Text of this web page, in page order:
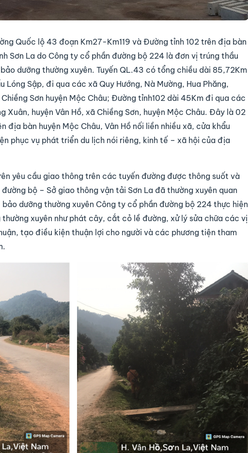
Quốc lộ 43 đoạn Km27-Km119 và Đường tỉnh 102 trên địa bàn
Sơn La do Công ty cổ phần đường bộ 224 là đơn vị trúng thầu
dưỡng thường xuyên. Tuyến QL.43 có tổng chiều dài 85,72Km
Lóng Sập, đi qua các xã Quy Hướng, Nà Mường, Hua Phăng,
Sơn huyện Mộc Châu; Đường tỉnh102 dài 45Km đi qua các
Xuân, huyện Vân Hồ, xã Chiềng Sơn, huyện Mộc Châu. Đây là 02
địa bàn huyện Mộc Châu, Vân Hồ nối liền nhiều xã, cửa khẩu
phục vụ phát triển du lịch nói riêng, kinh tế – xã hội của địa
yêu cầu giao thông trên các tuyến đường được thông suốt và
bộ – Sở giao thông vận tải Sơn La đã thường xuyên quan
dưỡng thường xuyên Công ty cổ phần đường bộ 224 thực hiện
xuyên như phát cây, cắt cỏ lề đường, xử lý sửa chữa các vị
tạo điều kiện thuận lợi cho người và các phương tiện tham